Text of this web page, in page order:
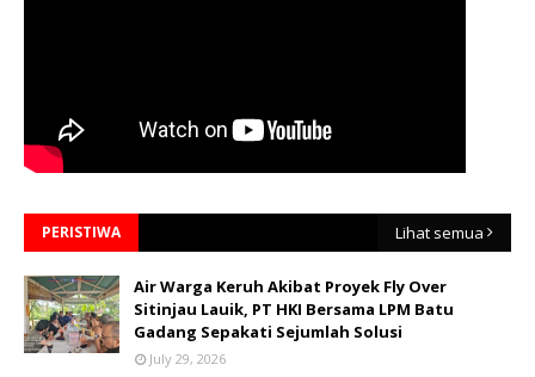
PERISTIWA Lihat semua
Air Warga Keruh Akibat Proyek Fly Over
Sitinjau Lauik, PT HKI Bersama LPM Batu
Gadang Sepakati Sejumlah Solusi
July 29, 2026